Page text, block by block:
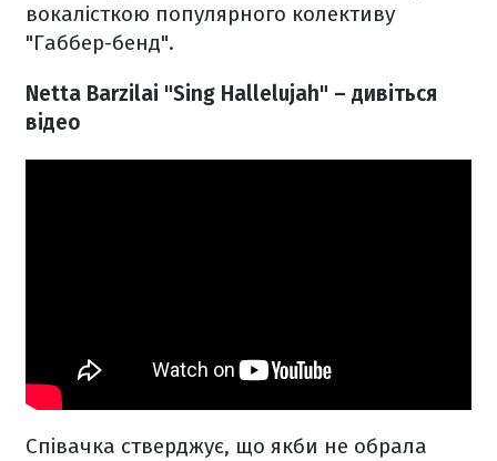
вокалісткою популярного колективу
"Габбер-бенд".
Netta Barzilai "Sing Hallelujah" – дивіться
відео
Співачка стверджує, що якби не обрала